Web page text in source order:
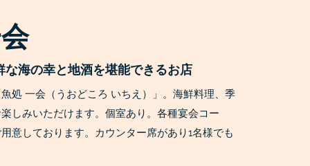
な海の幸と地酒を堪能できるお店
処 一会（うおどころ いちえ）」。海鮮料理、季
しみいただけます。個室あり。各種宴会コー
意しております。カウンター席があり1名様でも